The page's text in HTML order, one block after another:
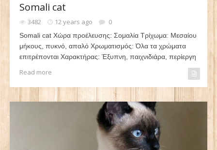
Somali cat
3482 12 years ago 0
Somali cat Χώρα προέλευσης: Σομαλία Τρίχωμα: Μεσαίου
μήκους, πυκνό, απαλό Χρωματισμός: Όλα τα χρώματα
επιτρέπονται Χαρακτήρας: Έξυπνη, παιχνιδιάρα, περίεργη
Read more